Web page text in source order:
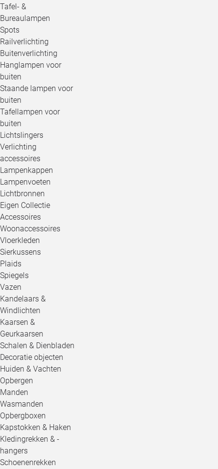
Tafel- &
Bureaulampen
Spots
Railverlichting
Buitenverlichting
Hanglampen voor
buiten
Staande lampen voor
buiten
Tafellampen voor
buiten
Lichtslingers
Verlichting
accessoires
Lampenkappen
Lampenvoeten
Lichtbronnen
Eigen Collectie
Accessoires
Woonaccessoires
Vloerkleden
Sierkussens
Plaids
Spiegels
Vazen
Kandelaars &
Windlichten
Kaarsen &
Geurkaarsen
Schalen & Dienbladen
Decoratie objecten
Huiden & Vachten
Opbergen
Manden
Wasmanden
Opbergboxen
Kapstokken & Haken
Kledingrekken & -
hangers
Schoenenrekken